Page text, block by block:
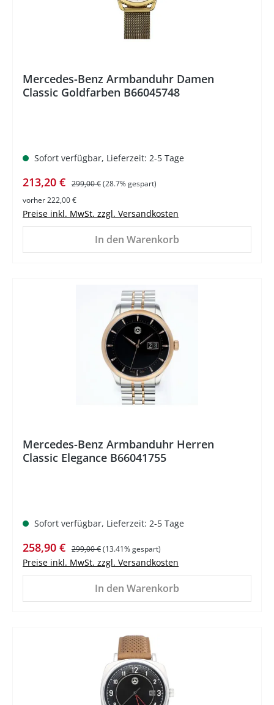
Mercedes-Benz Armbanduhr Damen
Classic Goldfarben B66045748
Sofort verfügbar, Lieferzeit: 2-5 Tage
Verkaufspreis:
213,20 € Regulärer Preis:
299,00 €(28.7% gespart)
vorher 222,00 €
Preise inkl. MwSt. zzgl. Versandkosten
In den Warenkorb
Mercedes-Benz Armbanduhr Herren
Classic Elegance B66041755
Sofort verfügbar, Lieferzeit: 2-5 Tage
Verkaufspreis:
258,90 € Regulärer Preis:
299,00 €(13.41% gespart)
Preise inkl. MwSt. zzgl. Versandkosten
In den Warenkorb